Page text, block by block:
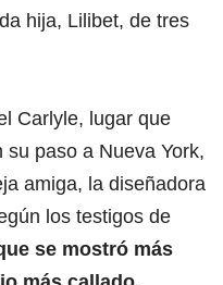
hija, Lilibet, de tres
Carlyle, lugar que
paso a Nueva York,
amiga, la diseñadora
los testigos de
se mostró más